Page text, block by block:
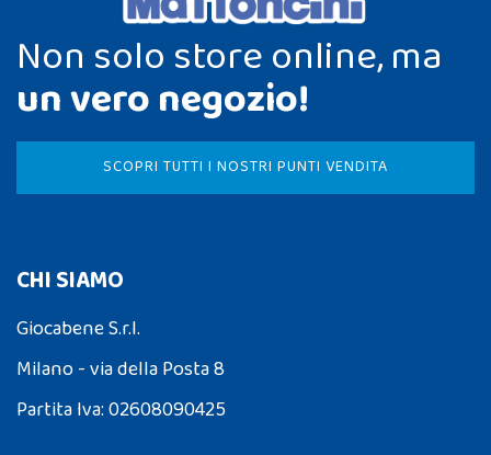
Non solo store online, ma
un vero negozio!
SCOPRI TUTTI I NOSTRI PUNTI VENDITA
CHI SIAMO
Giocabene S.r.l.
Milano - via della Posta 8
Partita Iva: 02608090425